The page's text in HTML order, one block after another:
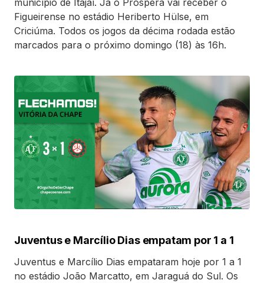
município de Itajaí. Já o Próspera vai receber o
Figueirense no estádio Heriberto Hülse, em
Criciúma. Todos os jogos da décima rodada estão
marcados para o próximo domingo (18) às 16h.
Juventus e Marcílio Dias empatam por 1 a 1
Juventus e Marcílio Dias empataram hoje por 1 a 1
no estádio João Marcatto, em Jaraguá do Sul. Os